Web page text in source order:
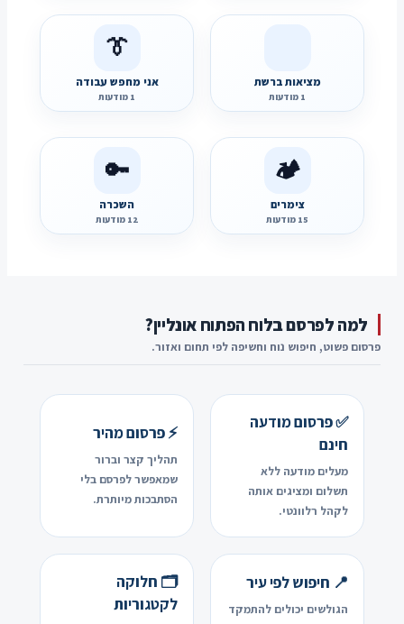
פתח את שונות ←
רוצה לפרסם בקטגוריה זו?
פתח את בעלי מקצוע ←
מציאות ברשת
1 מודעות
רוצה לפרסם בקטגוריה זו?
פתח את מציאות ברשת ←
👔
אני מחפש עבודה
1 מודעות
רוצה לפרסם בקטגוריה זו?
פתח את אני מחפש עבודה ←
🏕️
צימרים
15 מודעות
פתח את צימרים ←
🔑
השכרה
12 מודעות
פתח את השכרה ←
למה לפרסם בלוח הפתוח אונליין?
פרסום פשוט, חיפוש נוח וחשיפה לפי תחום ואזור.
✅ פרסום מודעה
חינם
מעלים מודעה ללא
תשלום ומציגים אותה
לקהל רלוונטי.
⚡ פרסום מהיר
תהליך קצר וברור
שמאפשר לפרסם בלי
הסתבכות מיותרת.
📍 חיפוש לפי עיר
הגולשים יכולים להתמקד
🗂️ חלוקה
לקטגוריות